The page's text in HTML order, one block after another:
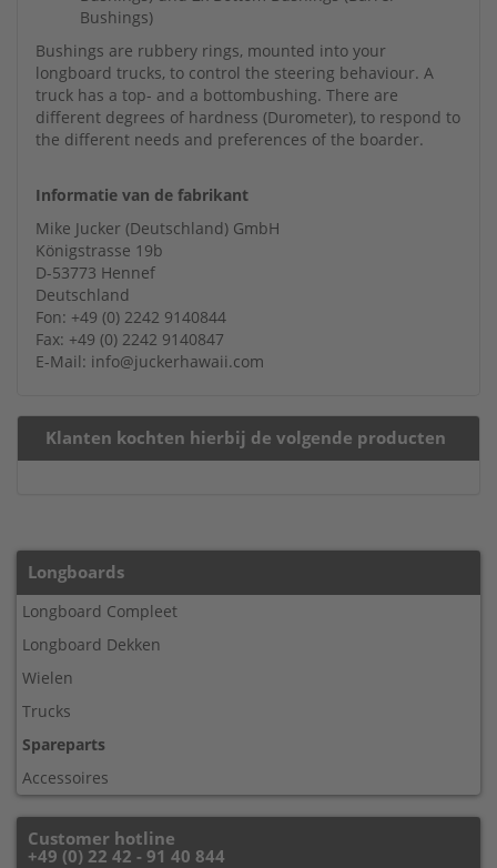
Bushings)
Bushings are rubbery rings, mounted into your
longboard trucks, to control the steering behaviour. A
truck has a top- and a bottombushing. There are
different degrees of hardness (Durometer), to respond to
the different needs and preferences of the boarder.
Informatie van de fabrikant
Mike Jucker (Deutschland) GmbH
Königstrasse 19b
D-53773 Hennef
Deutschland
Fon: +49 (0) 2242 9140844
Fax: +49 (0) 2242 9140847
E-Mail: info@juckerhawaii.com
Klanten kochten hierbij de volgende producten
Longboards
Longboard Compleet
Longboard Dekken
Wielen
Trucks
Spareparts
Accessoires
Customer hotline
+49 (0) 22 42 - 91 40 844